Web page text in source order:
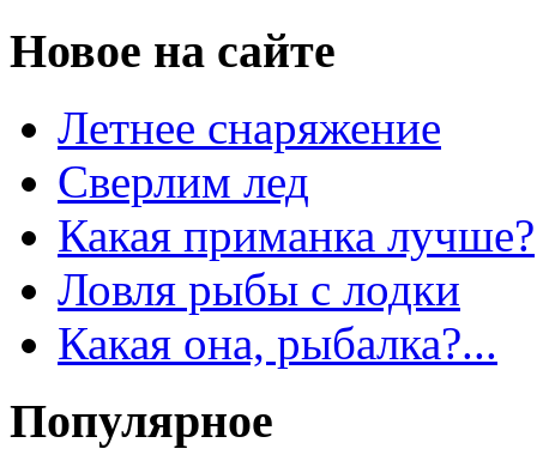
Новое на сайте
Летнее снаряжение
Сверлим лед
Какая приманка лучше?
Ловля рыбы с лодки
Какая она, рыбалка?...
Популярное